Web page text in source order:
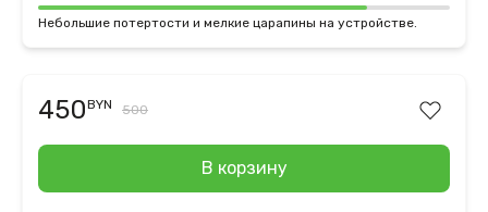
Небольшие потертости и мелкие царапины на устройстве.
450BYN 500
В корзину